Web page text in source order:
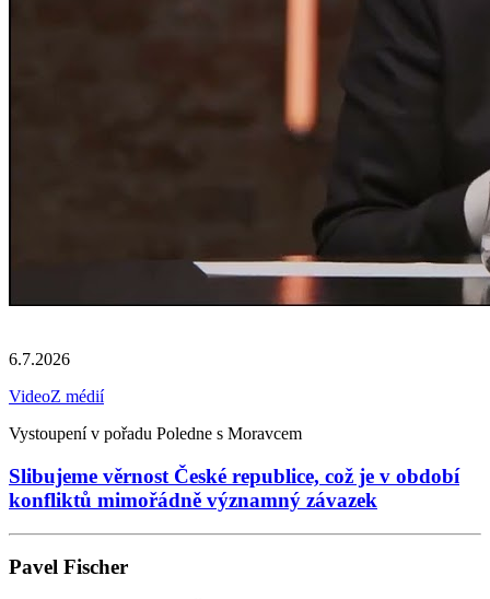
6.7.2026
VideoZ médií
Vystoupení v pořadu Poledne s Moravcem
Slibujeme věrnost České republice, což je v období
konfliktů mimořádně významný závazek
Pavel Fischer